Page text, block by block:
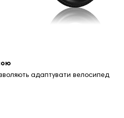
адаптувати велосипед